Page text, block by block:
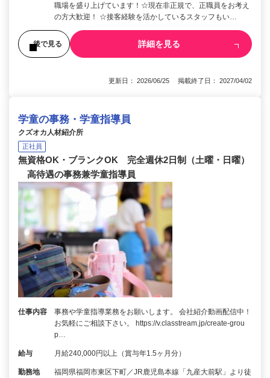
職場を盛り上げています！☆現在非正規で、正職員をお考え
の方大歓迎！ ☆接客経験を活かしているスタッフもい…
後で見る 詳細を見る
更新日： 2026/06/25 掲載終了日： 2027/04/02
学童の事務・学童指導員
クズオカ人材紹介所
正社員
無資格OK・ブランクOK 完全週休2日制（土曜・日曜）
高待遇の事務兼学童指導員
仕事内容
事務や学童指導業務をお願いします。 会社紹介動画配信中！
お気軽にご相談下さい。 https://v.classtream.jp/create-grou
p…
給与 月給240,000円以上（賞与年1.5ヶ月分）
勤務地
福岡県福岡市東区下町／JR鹿児島本線「九産大前駅」より徒